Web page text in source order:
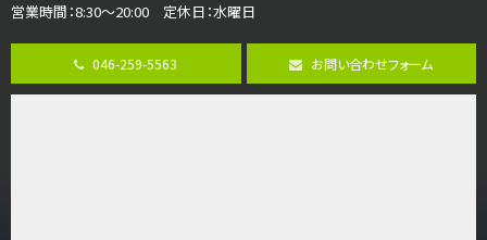
第8位
3,680万円
4ＬＤＫ
橋本駅
営業時間：8:30～20:00 定休日：水曜日
046-259-5563 お問い合わせフォーム